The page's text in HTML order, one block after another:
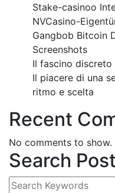
Stake-casinoo
NVCasino-
Gangbob Bitcoin
Screenshots
Il fascino
Il piacere di una
ritmo e scelta
Recent
No comments to show.
Search